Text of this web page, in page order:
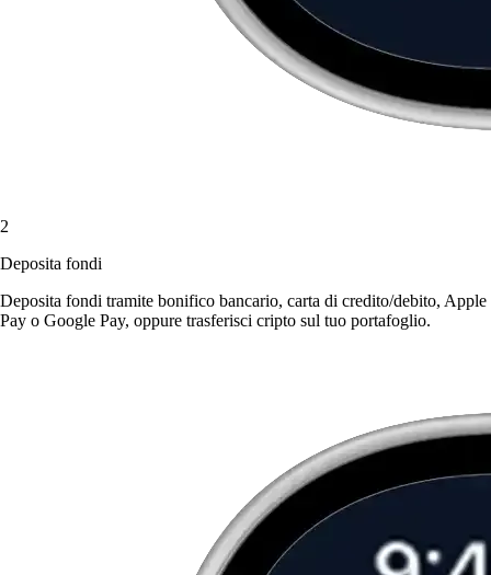
2
Deposita fondi
Deposita fondi tramite bonifico bancario, carta di credito/debito, Apple
Pay o Google Pay, oppure trasferisci cripto sul tuo portafoglio.